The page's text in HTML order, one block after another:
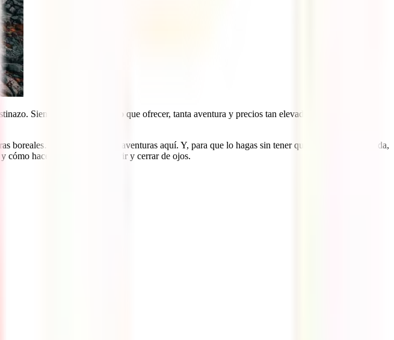
Siendo un país con tanto que ofrecer, tanta aventura y precios tan elevados, se hace
boreales… no te van a faltar aventuras aquí. Y, para que lo hagas sin tener que preocuparte de nada,
cómo hacerte con él en un abrir y cerrar de ojos.